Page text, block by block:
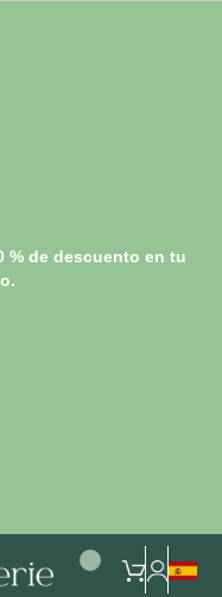
% de descuento en tu